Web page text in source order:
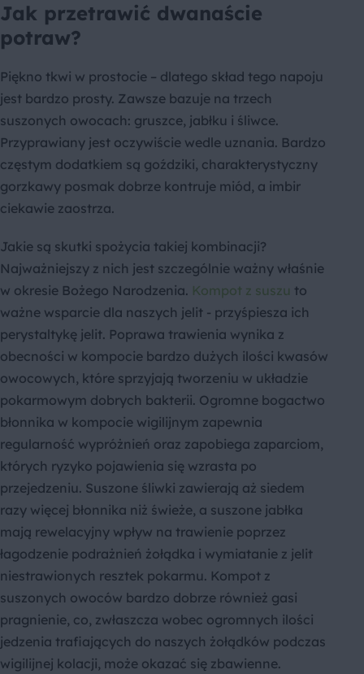
Jak przetrawić dwanaście
potraw?
Piękno tkwi w prostocie – dlatego skład tego napoju
jest bardzo prosty. Zawsze bazuje na trzech
suszonych owocach: gruszce, jabłku i śliwce.
Przyprawiany jest oczywiście wedle uznania. Bardzo
częstym dodatkiem są goździki, charakterystyczny
gorzkawy posmak dobrze kontruje miód, a imbir
ciekawie zaostrza.
Jakie są skutki spożycia takiej kombinacji?
Najważniejszy z nich jest szczególnie ważny właśnie
w okresie Bożego Narodzenia. Kompot z suszu to
ważne wsparcie dla naszych jelit - przyśpiesza ich
perystaltykę jelit. Poprawa trawienia wynika z
obecności w kompocie bardzo dużych ilości kwasów
owocowych, które sprzyjają tworzeniu w układzie
pokarmowym dobrych bakterii. Ogromne bogactwo
błonnika w kompocie wigilijnym zapewnia
regularność wypróżnień oraz zapobiega zaparciom,
których ryzyko pojawienia się wzrasta po
przejedzeniu. Suszone śliwki zawierają aż siedem
razy więcej błonnika niż świeże, a suszone jabłka
mają rewelacyjny wpływ na trawienie poprzez
łagodzenie podrażnień żołądka i wymiatanie z jelit
niestrawionych resztek pokarmu. Kompot z
suszonych owoców bardzo dobrze również gasi
pragnienie, co, zwłaszcza wobec ogromnych ilości
jedzenia trafiających do naszych żołądków podczas
wigilijnej kolacji, może okazać się zbawienne.